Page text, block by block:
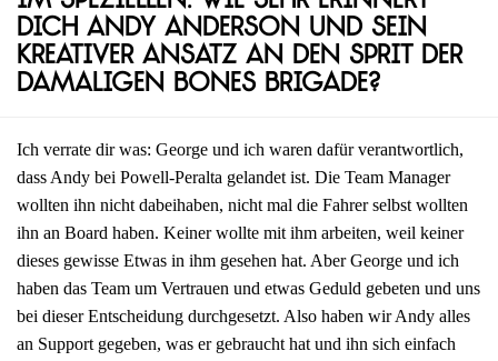
dich Andy Anderson und sein
kreativer Ansatz an den Sprit der
damaligen Bones Brigade?
Ich verrate dir was: George und ich waren dafür verantwortlich,
dass Andy bei Powell-Peralta gelandet ist. Die Team Manager
wollten ihn nicht dabeihaben, nicht mal die Fahrer selbst wollten
ihn an Board haben. Keiner wollte mit ihm arbeiten, weil keiner
dieses gewisse Etwas in ihm gesehen hat. Aber George und ich
haben das Team um Vertrauen und etwas Geduld gebeten und uns
bei dieser Entscheidung durchgesetzt. Also haben wir Andy alles
an Support gegeben, was er gebraucht hat und ihn sich einfach